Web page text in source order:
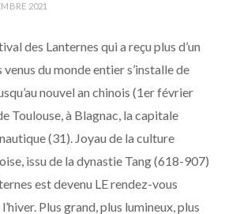
2021
des Lanternes qui a reçu plus d’un
du monde entier s’installe de
nouvel an chinois (1er février
Toulouse, à Blagnac, la capitale
(31). Joyau de la culture
issu de la dynastie Tang (618-907)
est devenu LE rendez-vous
Plus grand, plus lumineux, plus